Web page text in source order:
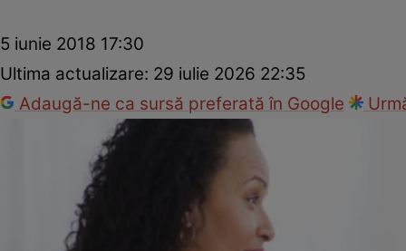
5 iunie 2018 17:30
Ultima actualizare: 29 iulie 2026 22:35
Adaugă-ne ca sursă preferată în Google